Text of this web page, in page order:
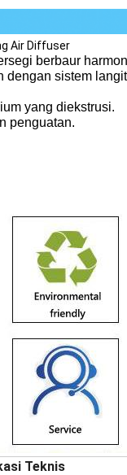
Air Diffuser
berbaur
sistem
yang diekstrusi.
penguatan.
Teknis